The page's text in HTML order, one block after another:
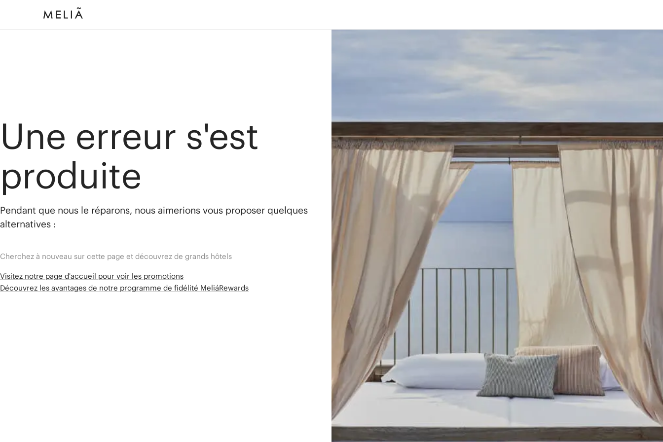
Une erreur s'est
produite
Pendant que nous le réparons, nous aimerions vous proposer quelques
alternatives :
Cherchez à nouveau sur cette page et découvrez de grands hôtels
Visitez notre page d'accueil pour voir les promotions
Découvrez les avantages de notre programme de fidélité MeliáRewards